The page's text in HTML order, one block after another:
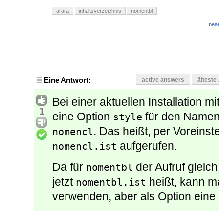
arara inhaltsverzeichnis nomentbl
Eine Antwort: active answers älteste
1
Bei einer aktuellen Installation
eine Option style für den
nomencl. Das heißt, per
nomencl.ist aufgerufen.
Da für nomentbl der Aufruf
jetzt nomentbl.ist heißt, kann
verwenden, aber als Option